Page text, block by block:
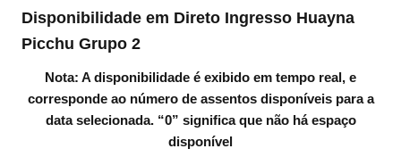
Disponibilidade em Direto Ingresso Huayna
Picchu Grupo 2
Nota: A disponibilidade é exibido em tempo real, e
corresponde ao número de assentos disponíveis para a
data selecionada. “0” significa que não há espaço
disponível